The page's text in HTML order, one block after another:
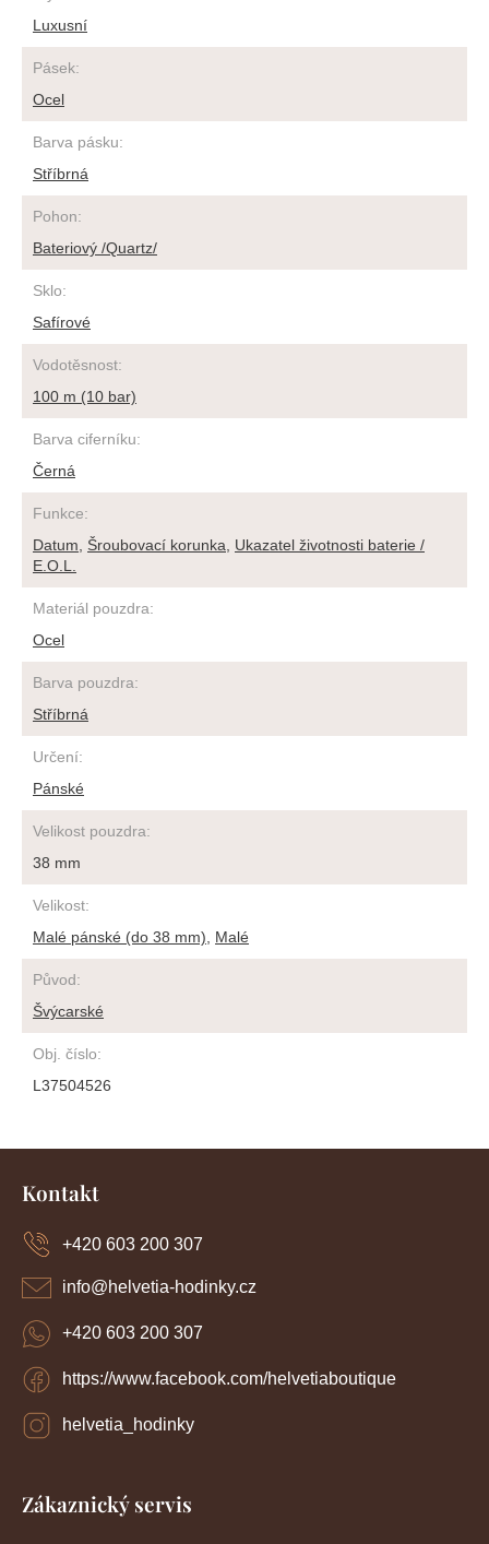
Luxusní
Pásek:
Ocel
Barva pásku:
Stříbrná
Pohon:
Bateriový /Quartz/
Sklo:
Safírové
Vodotěsnost:
100 m (10 bar)
Barva ciferníku:
Černá
Funkce:
Datum
Šroubovací korunka
Ukazatel životnosti baterie /
E.O.L.
Materiál pouzdra:
Ocel
Barva pouzdra:
Stříbrná
Určení:
Pánské
Velikost pouzdra:
38 mm
Velikost:
Malé pánské (do 38 mm)
Malé
Původ:
Švýcarské
Obj. číslo:
L37504526
Kontakt
info@helvetia-hodinky.cz
+420 603 200 307
https://www.facebook.com/helvetiaboutique
helvetia_hodinky
+420 603 200 307
Zákaznický servis